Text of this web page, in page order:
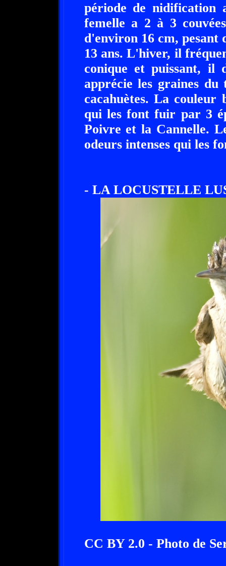
période de
femelle a 2 à 3
d'environ 16 cm, pesant
13 ans. L'hiver, il
conique et puissant, il
apprécie les graines du
cacahuètes. La
qui les font fuir par 3
Poivre et la Cannelle.
odeurs intenses qui les
- LA LOCUSTELLE
CC BY 2.0 - Photo de